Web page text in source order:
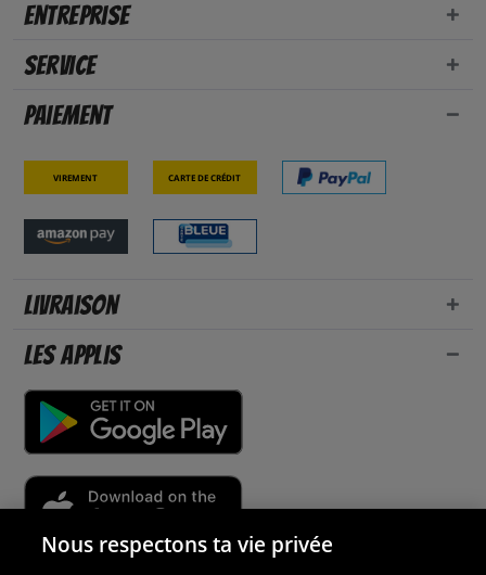
Entreprise
Service
Paiement
Virement Carte de crédit
Livraison
Les applis
Nous respectons ta vie privée